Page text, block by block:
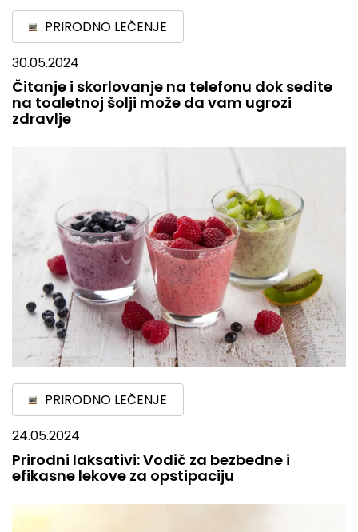
PRIRODNO LEČENJE
30.05.2024
Čitanje i skorlovanje na telefonu dok sedite
na toaletnoj šolji može da vam ugrozi
zdravlje
PRIRODNO LEČENJE
24.05.2024
Prirodni laksativi: Vodič za bezbedne i
efikasne lekove za opstipaciju